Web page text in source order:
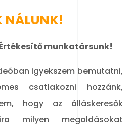
NÁLUNK!
munkatársunk!
igyekszem bemutatni,
csatlakozni hozzánk,
hogy az álláskeresők
milyen megoldásokat